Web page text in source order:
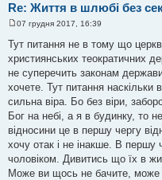
Re: Життя в шлюбі без
в
і
о
м
е
н
я
07 грудня 2017, 16:39
Тут питання не в тому що
християнських теократичних
не суперечить законам
хочете. Тут питання наскільки
сильна віра. Бо без віри,
Бог на небі, а я в будинку, то
відносини це в першу чергу
хочу отак і не інакше. В першу
чоловіком. Дивитись що їх в
Може ви щось не бачите, може